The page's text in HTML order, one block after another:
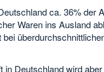
ca. 36% der
Waren ins Ausland
in Deutschland wird